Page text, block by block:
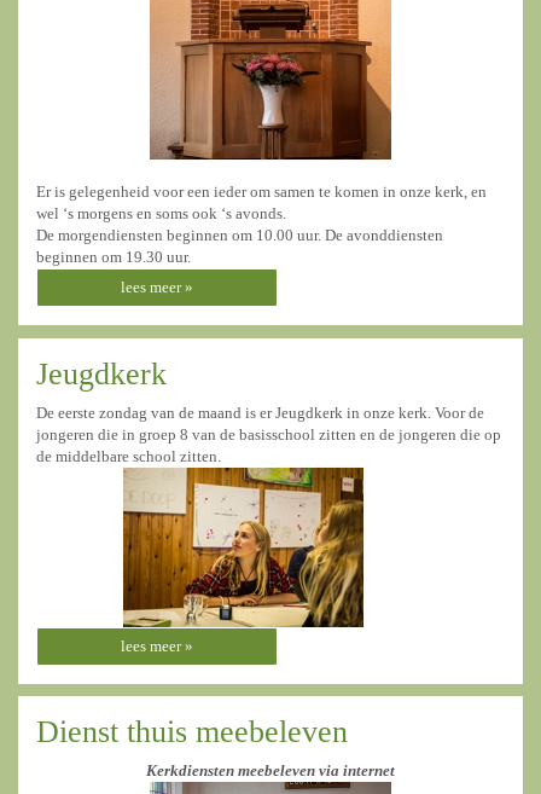
Er is gelegenheid voor een ieder om samen te komen in onze kerk, en
wel ‘s morgens en soms ook ‘s avonds.
De morgendiensten beginnen om 10.00 uur. De avonddiensten
beginnen om 19.30 uur.
lees meer »
Jeugdkerk
De eerste zondag van de maand is er Jeugdkerk in onze kerk. Voor de
jongeren die in groep 8 van de basisschool zitten en de jongeren die op
de middelbare school zitten.
lees meer »
Dienst thuis meebeleven
Kerkdiensten meebeleven via internet